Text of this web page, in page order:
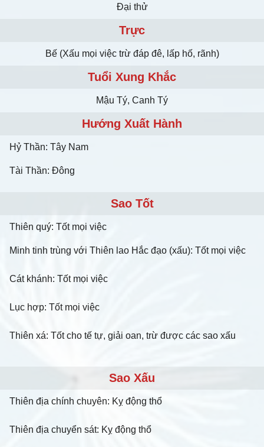
Đại thử
Trực
Bế (Xấu mọi việc trừ đáp đê, lấp hố, rãnh)
Tuổi Xung Khắc
Mậu Tý, Canh Tý
Hướng Xuất Hành
Hỷ Thần: Tây Nam
Tài Thần: Đông
Sao Tốt
Thiên quý: Tốt mọi việc
Minh tinh trùng với Thiên lao Hắc đạo (xấu): Tốt mọi việc
Cát khánh: Tốt mọi việc
Lục hợp: Tốt mọi việc
Thiên xá: Tốt cho tế tự, giải oan, trừ được các sao xấu
Sao Xấu
Thiên địa chính chuyên: Kỵ động thổ
Thiên địa chuyển sát: Kỵ động thổ